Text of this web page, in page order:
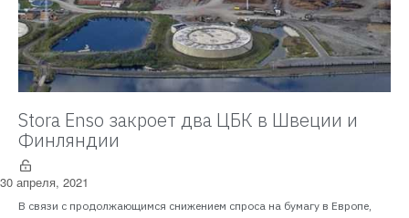
Stora Enso закроет два ЦБК в Швеции и
Финляндии
30 апреля, 2021
В связи с продолжающимся снижением спроса на бумагу в Европе,